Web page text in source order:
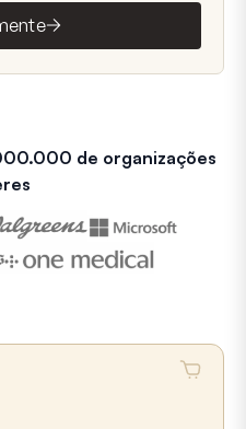
de organizações